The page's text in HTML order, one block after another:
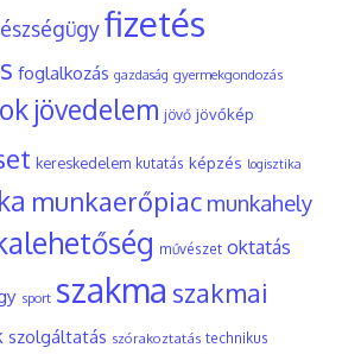
fizetés
foglalkozás gazdaság gyermekgondozás
jövedelem jövő jövőkép
kereskedelem kutatás képzés logisztika
munkaerőpiac munkahely
művészet oktatás
sport szakma szakmai
szolgáltatás szórakoztatás technikus